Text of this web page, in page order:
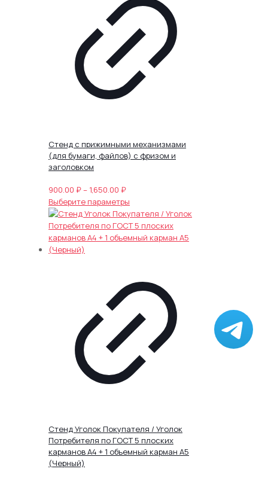
Стенд с прижимными механизмами
(для бумаги, файлов) с фризом и
заголовком
900.00 ₽– 1,650.00 ₽Диапазон
цен:
900.00 ₽
–
1,650.00 ₽
Выберите параметры
товар
имеет
несколько
выбрать
на
странице
товара.
Стенд Уголок Покупателя / Уголок
Потребителя по ГОСТ 5 плоских
карманов А4 + 1 объемный карман А5
(Черный)